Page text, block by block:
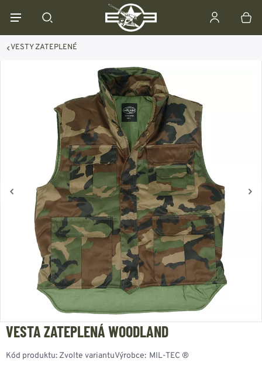
VESTY ZATEPLENÉ
VESTA ZATEPLENÁ WOODLAND
Kód produktu: Zvolte variantuVýrobce: MIL-TEC ®